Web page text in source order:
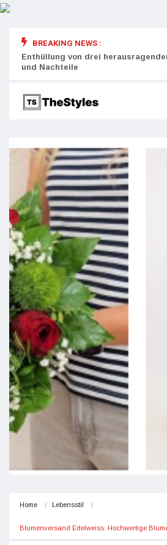
BREAKING NEWS :
Enthüllung von drei
und Nachteile
Home Lebensstil
Blumenversand Edelweiss: Hochwertige